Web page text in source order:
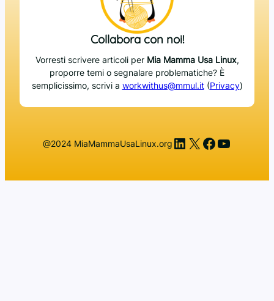
Collabora con noi!
Vorresti scrivere articoli per Mia Mamma Usa Linux,
proporre temi o segnalare problematiche? È
semplicissimo, scrivi a workwithus@mmul.it(Privacy)
@2024 MiaMammaUsaLinux.org LinkedIn
X Facebook